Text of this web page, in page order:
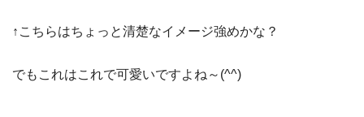
↑こちらはちょっと清楚なイメージ強めかな？
でもこれはこれで可愛いですよね～(^^)